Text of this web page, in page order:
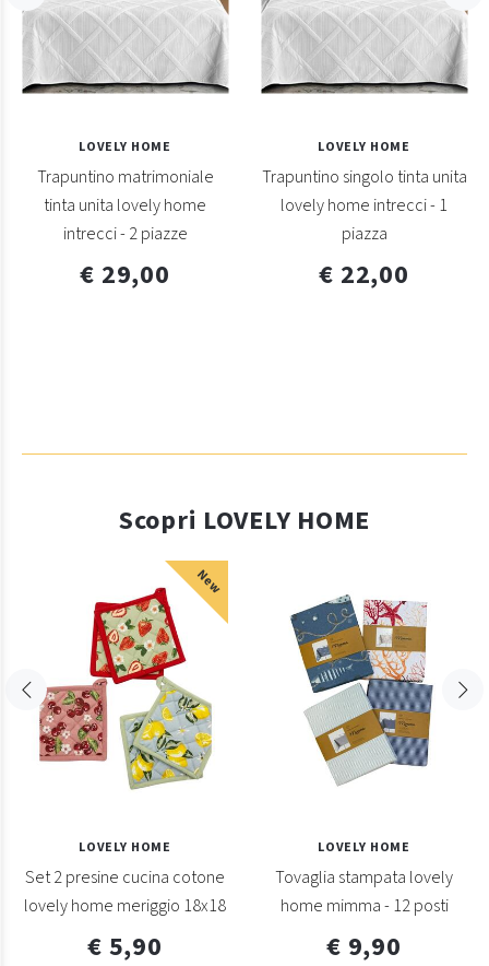
LOVELY HOME
Trapuntino matrimoniale
tinta unita lovely home
intrecci - 2 piazze
€ 29,00
LOVELY HOME
Trapuntino singolo tinta unita
lovely home intrecci - 1
piazza
€ 22,00
Scopri LOVELY HOME
New
LOVELY HOME
Set 2 presine cucina cotone
lovely home meriggio 18x18
€ 5,90
LOVELY HOME
Tovaglia stampata lovely
home mimma - 12 posti
€ 9,90